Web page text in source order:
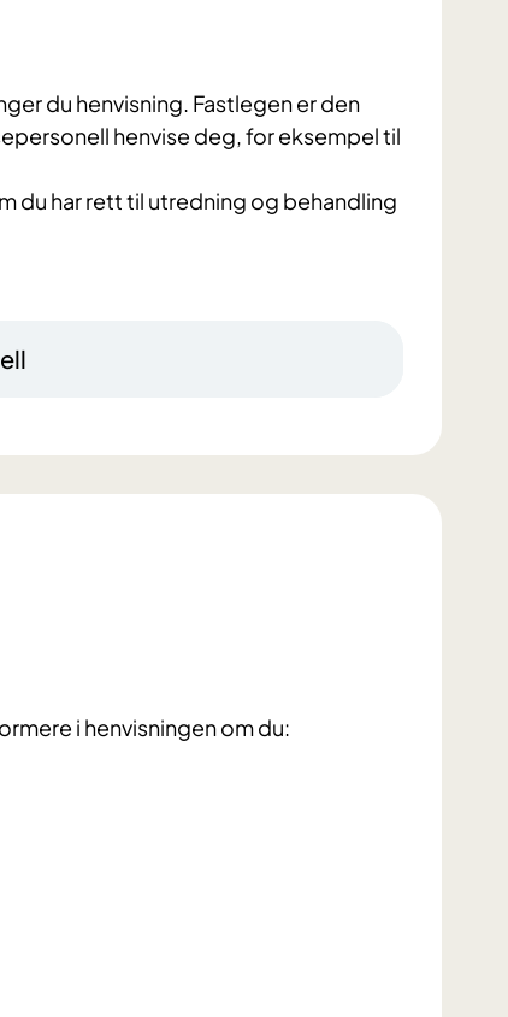
du henvisning. Fastlegen er den
henvise deg, for eksempel til
du har rett til utredning og behandling
i henvisningen om du: